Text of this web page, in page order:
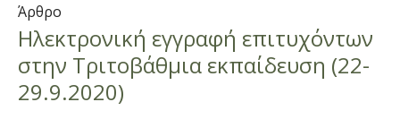
Άρθρο
Ηλεκτρονική εγγραφή επιτυχόντων
στην Τριτοβάθμια εκπαίδευση (22-
29.9.2020)